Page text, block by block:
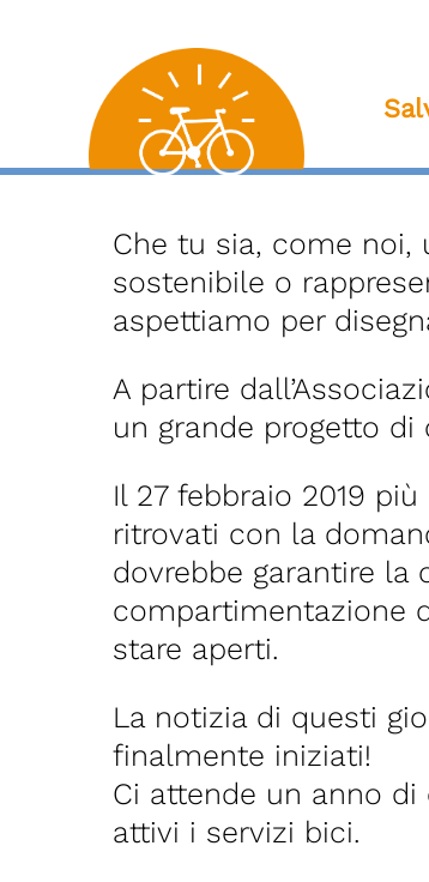
Che tu sia, come noi,
sostenibile o
aspettiamo per
A partire
un grande progetto
Il 27 febbraio 2019
ritrovati con la
dovrebbe garantire
compartimentazione
stare aperti.
La notizia di questi
finalmente iniziati!
Ci attende un anno di
attivi i servizi bici.